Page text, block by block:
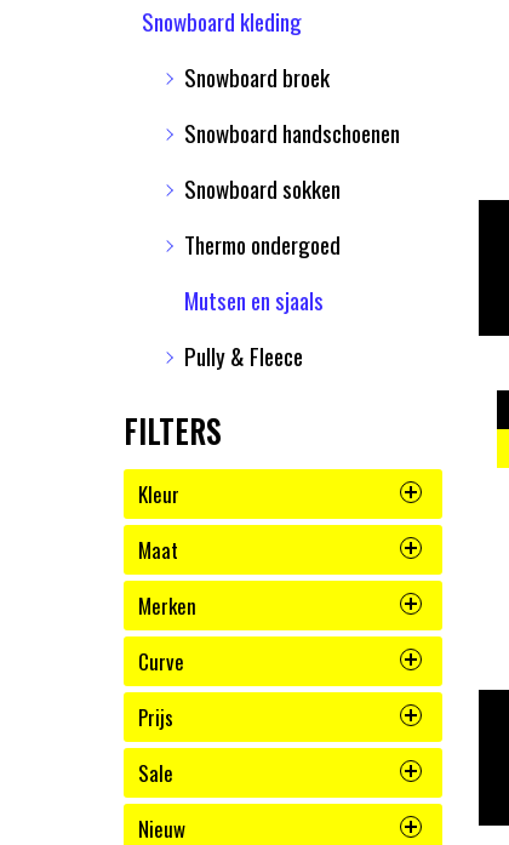
Snowboard kleding
Snowboard broek
Snowboard handschoenen
Snowboard sokken
Thermo ondergoed
Mutsen en sjaals
Pully & Fleece
FILTERS
Kleur
Maat
Merken
Curve
Prijs
Sale
Nieuw